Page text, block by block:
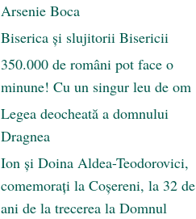
Arsenie Boca
Biserica și slujitorii Bisericii
350.000 de români pot face o
minune! Cu un singur leu de om
Legea deocheată a domnului
Dragnea
Ion și Doina Aldea-Teodorovici,
comemorați la Coșereni, la 32 de
ani de la trecerea la Domnul